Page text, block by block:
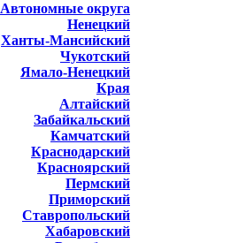
Автономные округа
Ненецкий
Ханты-Мансийский
Чукотский
Ямало-Ненецкий
Края
Алтайский
Забайкальский
Камчатский
Краснодарский
Красноярский
Пермский
Приморский
Ставропольский
Хабаровский